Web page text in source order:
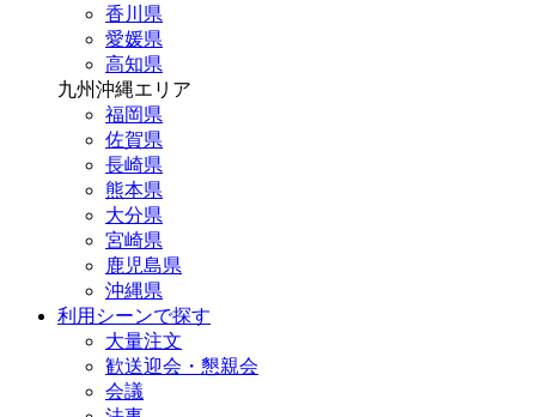
香川県
愛媛県
高知県
九州沖縄エリア
福岡県
佐賀県
長崎県
熊本県
大分県
宮崎県
鹿児島県
沖縄県
利用シーンで探す
大量注文
歓送迎会・懇親会
会議